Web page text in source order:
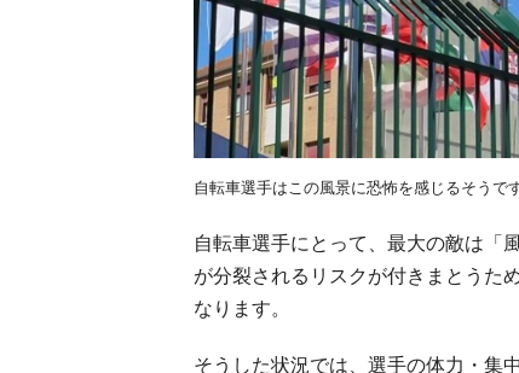
自転車選手はこの風景に恐怖を感じるそうで
自転車選手にとって、最大の敵は「
が分裂されるリスクが付きまとうた
なります。
そうした状況では、選手の体力・集